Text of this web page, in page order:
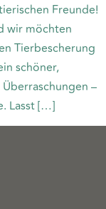
Freunde!
wir möchten
Tierbescherung
schöner,
–
Lasst […]